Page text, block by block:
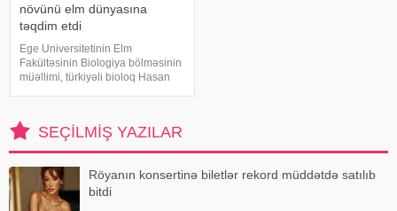
növünü elm dünyasına
təqdim etdi
Ege Universitetinin Elm
Fakültəsinin Biologiya bölməsinin
müəllimi, türkiyəli bioloq Hasan
aparıb və onu fərqli bir növ kimi,
türk dilində "Muğla emceği"
SEÇILMIŞ YAZILAR
Röyanın konsertinə biletlər rekord müddətdə satılıb
bitdi